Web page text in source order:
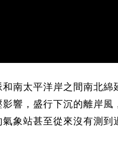
南太平洋岸之間南北
響，盛行下沉的離岸
象站甚至從來沒有測到